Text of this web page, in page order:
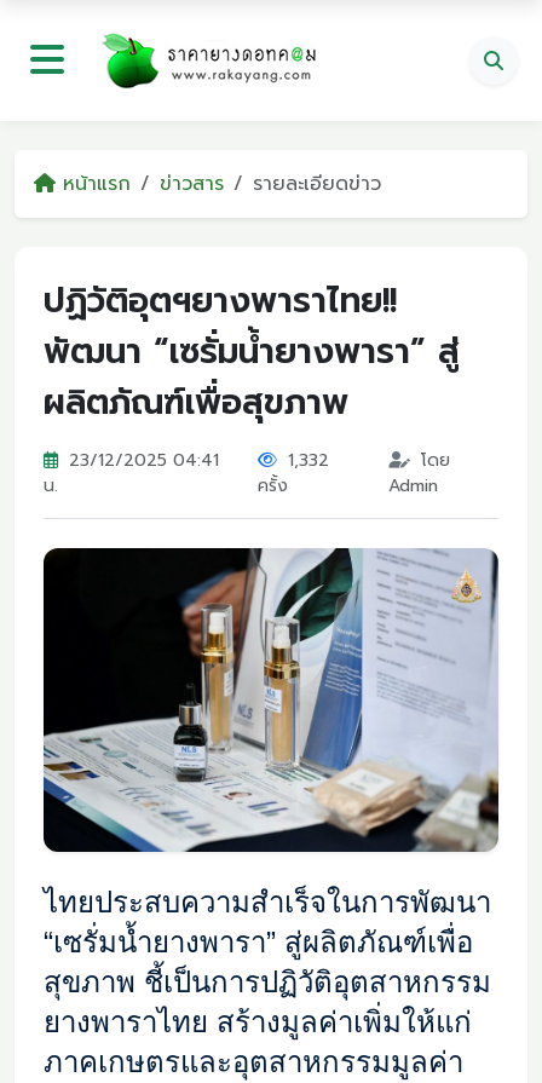
หน้าแรก ข่าวสาร รายละเอียดข่าว
ปฏิวัติอุตฯยางพาราไทย!!
พัฒนา “เซรั่มน้ำยางพารา” สู่
ผลิตภัณฑ์เพื่อสุขภาพ
23/12/2025 04:41
น.
1,332
ครั้ง
โดย
Admin
ไทยประสบความสำเร็จในการพัฒนา
“เซรั่มน้ำยางพารา” สู่ผลิตภัณฑ์เพื่อ
สุขภาพ ชี้เป็นการปฏิวัติอุตสาหกรรม
ยางพาราไทย สร้างมูลค่าเพิ่มให้แก่
ภาคเกษตรและอุตสาหกรรมมูลค่า